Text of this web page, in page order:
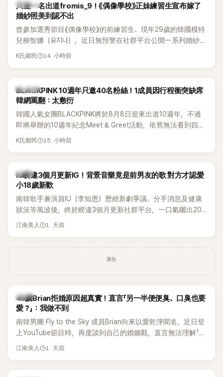
K-POP
只差一名出道fromis_9！《偶像學校》正妹練習生宣布嫁了
婚紗照美到認不出
曾參加選秀節目《偶像學校》的前練習生、現年29歲的韓國模特
兒柳智娜（유지나），近日無預警在社群平台公開一系列婚紗
照，親自宣布即將步入婚姻，消息曝光後讓不少曾追看節目的
K氏鄉民 14 小時前
K-POP
BLACKPINK 10週年只邀40名粉絲！1成員因行程衝突缺席
韓網罵翻：太敷衍
韓國人氣女團BLACKPINK將於8月8日迎來出道10週年，不過
即將舉辦的10週年紀念Meet & Greet活動，依舊無法看到四人
合體。根據韓媒《MyDaily》7日報導，當天將由Jisoo（智秀）、
K氏鄉民 15 小時前
韓星
IU睽違3個月更新IG！背景音樂竟是前男友的歌 對方才認愛
小18歲新歡
南韓歌手兼演員IU（李知恩）歷經新劇爭議、分手消息及健康
狀況等風波後，終於睽違3個月更新社群平台，一口氣曬出20
張近況照，讓大批粉絲又驚又喜。不過，比起照片本身，更引
江南美人 1 天前
廣告
韓星
45歲Brian拒婚原因超真實！直言「另一半便便臭、口臭也要
愛？」：我做不到
南韓男團 Fly to the Sky 成員Brian向來以愛乾淨聞名，近日登
上YouTube節目時，再度談到自己的婚姻觀，直言無法理解「連
另一半的口臭、便便臭都要愛」這種說法，更大方表明自己是不
江南美人 1 天前